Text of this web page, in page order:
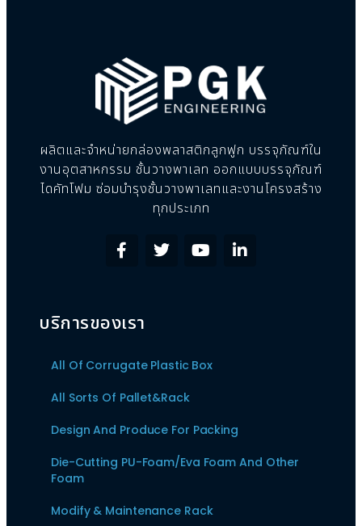
ผลิตและจำหน่ายกล่องพลาสติกลูกฟูก บรรจุภัณฑ์ใน
งานอุตสาหกรรม ชั้นวางพาเลท ออกแบบบรรจุภัณฑ์
ไดคัทโฟม ซ่อมบำรุงชั้นวางพาเลทและงานโครงสร้าง
ทุกประเภท
บริการของเรา
All Of Corrugate Plastic Box
All Sorts Of Pallet&Rack
Design And Produce For Packing
Die-Cutting PU-Foam/Eva Foam And Other
Foam
Modify & Maintenance Rack